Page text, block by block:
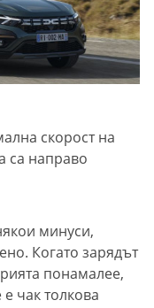
скорост на
са направо
минуси,
Когато зарядът
понамалее,
чак толкова